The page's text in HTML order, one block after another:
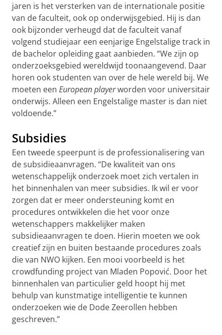
jaren is het versterken van de internationale positie
van de faculteit, ook op onderwijsgebied. Hij is dan
ook bijzonder verheugd dat de faculteit vanaf
volgend studiejaar een eenjarige Engelstalige track in
de bachelor opleiding gaat aanbieden. “We zijn op
onderzoeksgebied wereldwijd toonaangevend. Daar
horen ook studenten van over de hele wereld bij. We
moeten een European playerworden voor universitair
onderwijs. Alleen een Engelstalige master is dan niet
voldoende.”
Subsidies
Een tweede speerpunt is de professionalisering van
de subsidieaanvragen. “De kwaliteit van ons
wetenschappelijk onderzoek moet zich vertalen in
het binnenhalen van meer subsidies. Ik wil er voor
zorgen dat er meer ondersteuning komt en
procedures ontwikkelen die het voor onze
wetenschappers makkelijker maken
subsidieaanvragen te doen. Hierin moeten we ook
creatief zijn en buiten bestaande procedures zoals
die van NWO kijken. Een mooi voorbeeld is het
crowdfunding project van Mladen Popović. Door het
binnenhalen van particulier geld hoopt hij met
behulp van kunstmatige intelligentie te kunnen
onderzoeken wie de Dode Zeerollen hebben
geschreven.”